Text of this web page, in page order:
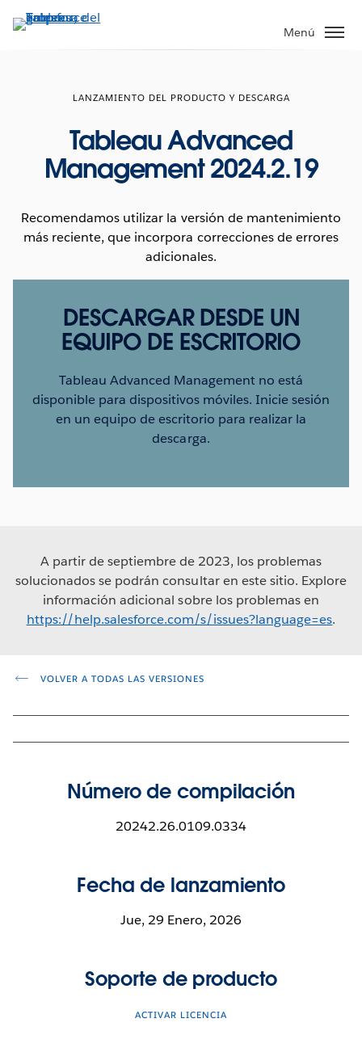
Menú
LANZAMIENTO DEL PRODUCTO Y DESCARGA
Tableau Advanced
Management 2024.2.19
Recomendamos utilizar la versión de mantenimiento
más reciente, que incorpora correcciones de errores
adicionales.
DESCARGAR DESDE UN
EQUIPO DE ESCRITORIO
Tableau Advanced Management no está
disponible para dispositivos móviles. Inicie sesión
en un equipo de escritorio para realizar la
descarga.
A partir de septiembre de 2023, los problemas
solucionados se podrán consultar en este sitio. Explore
información adicional sobre los problemas en
https://help.salesforce.com/s/issues?language=es.
VOLVER A TODAS LAS VERSIONES
Número de compilación
20242.26.0109.0334
Fecha de lanzamiento
Jue, 29 Enero, 2026
Soporte de producto
ACTIVAR LICENCIA